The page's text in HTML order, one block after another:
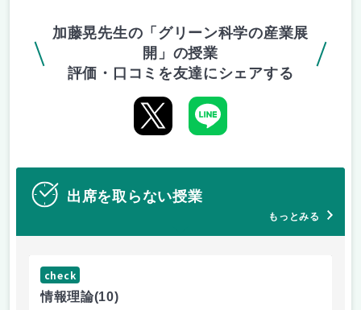
加藤晃先生の「グリーン科学の産業展
開」の授業
評価・口コミを友達にシェアする
出席を取らない授業
もっとみる
check
情報理論(10)